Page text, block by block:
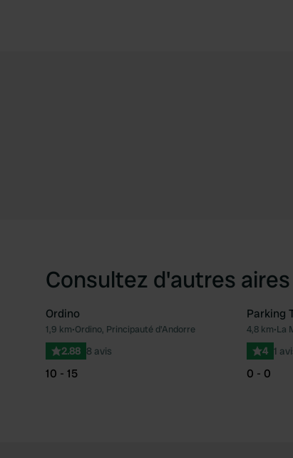
Consultez d'autres
Préféré
Ordino
1,9 km•Ordino, Principauté d'Andorre
2.88 8 avis
10 - 15
Parking
4,8 km•La
4 1
0 - 0